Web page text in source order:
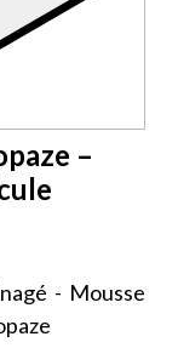
–
- Mousse